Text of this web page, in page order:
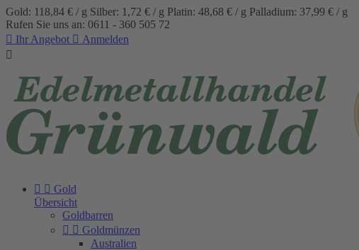
Gold: 118,84 € / g Silber: 1,72 € / g Platin: 48,68 € / g Palladium: 37,99 € / g
Rufen Sie uns an: 0611 - 360 505 72
 Ihr Angebot  Anmelden

  Gold
Übersicht
Goldbarren
  Goldmünzen
Australien